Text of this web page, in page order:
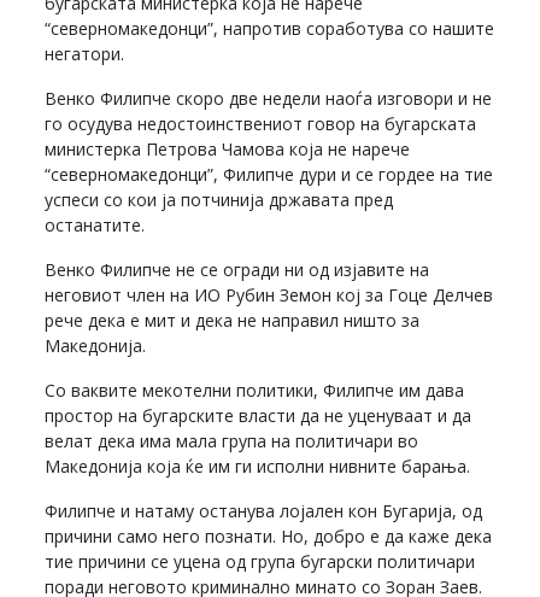
“северномакедонци”, напротив соработува со нашите
негатори.
Венко Филипче скоро две недели наоѓа изговори и не
го осудува недостоинствениот говор на бугарската
министерка Петрова Чамова која не нарече
“северномакедонци”, Филипче дури и се гордее на тие
успеси со кои ја потчинија државата пред
останатите.
Венко Филипче не се огради ни од изјавите на
неговиот член на ИО Рубин Земон кој за Гоце Делчев
рече дека е мит и дека не направил ништо за
Македонија.
Со ваквите мекотелни политики, Филипче им дава
простор на бугарските власти да не уценуваат и да
велат дека има мала група на политичари во
Македонија која ќе им ги исполни нивните барања.
Филипче и натаму останува лојален кон Бугарија, од
причини само него познати. Но, добро е да каже дека
тие причини се уцена од група бугарски политичари
поради неговото криминално минато со Зоран Заев.